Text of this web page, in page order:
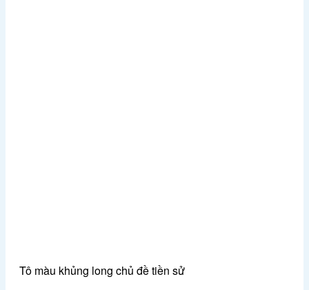
Tô màu khủng long chủ đề tiền sử